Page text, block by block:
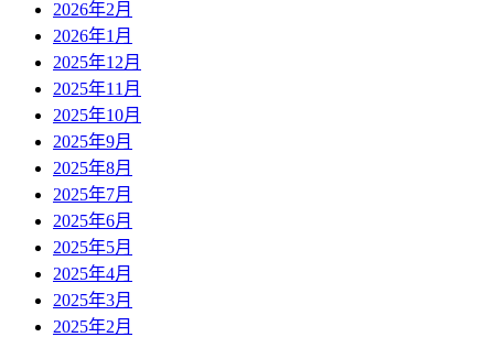
2026年2月
2026年1月
2025年12月
2025年11月
2025年10月
2025年9月
2025年8月
2025年7月
2025年6月
2025年5月
2025年4月
2025年3月
2025年2月